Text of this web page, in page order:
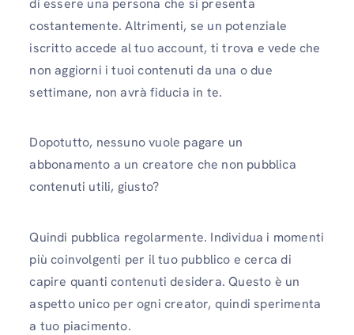
di essere una persona che si presenta
costantemente. Altrimenti, se un potenziale
iscritto accede al tuo account, ti trova e vede che
non aggiorni i tuoi contenuti da una o due
settimane, non avrà fiducia in te.
Dopotutto, nessuno vuole pagare un
abbonamento a un creatore che non pubblica
contenuti utili, giusto?
Quindi pubblica regolarmente. Individua i momenti
più coinvolgenti per il tuo pubblico e cerca di
capire quanti contenuti desidera. Questo è un
aspetto unico per ogni creator, quindi sperimenta
a tuo piacimento.